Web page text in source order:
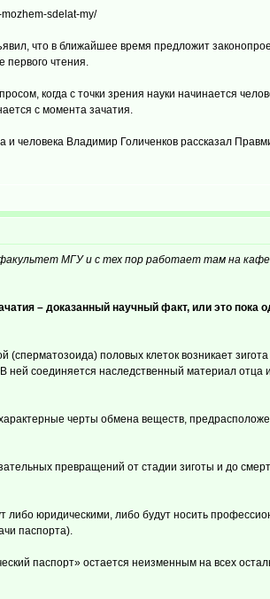
sdelat-my/
что в ближайшее время предложит
первого чтения.
когда с точки зрения науки начинается
с момента зачатия.
человека Владимир Голиченков рассказал
факультет МГУ и с тех пор работает там на
– доказанный научный факт, или это пока
половых клеток возникает
ней соединяется наследственный материал
черты обмена веществ,
превращений от стадии зиготы и до
либо юридическими, либо будут носить
паспорта).
паспорт» остается неизменным на всех